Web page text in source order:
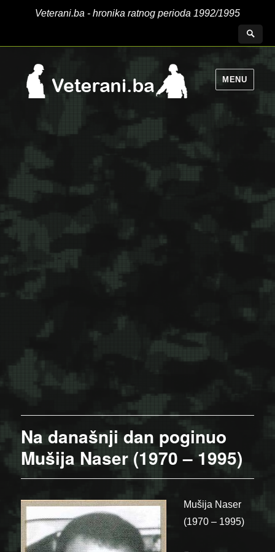
Veterani.ba - hronika ratnog perioda 1992/1995
MENU
Na današnji dan poginuo
Mušija Naser (1970 – 1995)
Mušija Naser
(1970 – 1995)